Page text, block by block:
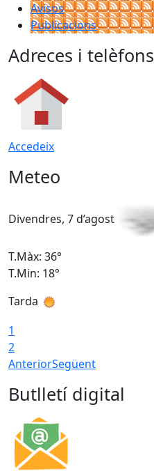
Avisos
Publicacions
Adreces i telèfons
Accedeix
Meteo
Divendres, 7 d’agost
T.Màx: 36°
T.Min: 18°
Tarda
1
2
AnteriorSegüent
Butlletí digital